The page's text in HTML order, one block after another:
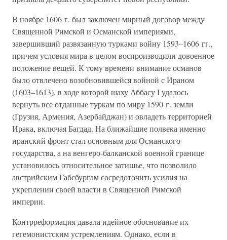
В ноябре 1606 г. был заключен мирный договор между
Священной Римской и Османской империями,
завершивший развязанную турками войну 1593–1606 гг.,
причем условия мира в целом воспроизводили довоенное
положение вещей. К тому времени внимание османов
было отвлечено возобновившейся войной с Ираном
(1603–1613), в ходе которой шаху Аббасу I удалось
вернуть все отданные туркам по миру 1590 г. земли
(Грузия, Армения, Азербайджан) и овладеть территорией
Ирака, включая Багдад. На ближайшие полвека именно
иранский фронт стал основным для Османского
государства, а на венгеро-балканской военной границе
установилось относительное затишье, что позволило
австрийским Габсбургам сосредоточить усилия на
укреплении своей власти в Священной Римской
империи.
Контрреформация давала идейное обоснование их
гегемонистским устремлениям. Однако, если в